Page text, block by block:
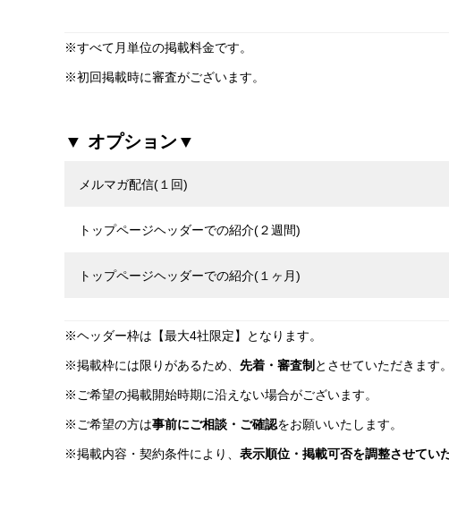
※すべて月単位の掲載料金です。
※初回掲載時に審査がございます。
▼ オプション▼
メルマガ配信(１回)
トップページヘッダーでの紹介(２週間)
トップページヘッダーでの紹介(１ヶ月)
※ヘッダー枠は【最大4社限定】となります。
※掲載枠には限りがあるため、 先着・審査制 とさせていただきます。
※ご希望の掲載開始時期に沿えない場合がございます。
※ご希望の方は事前にご相談・ご確認をお願いいたします。
※掲載内容・契約条件により、 表示順位・掲載可否を調整させてい